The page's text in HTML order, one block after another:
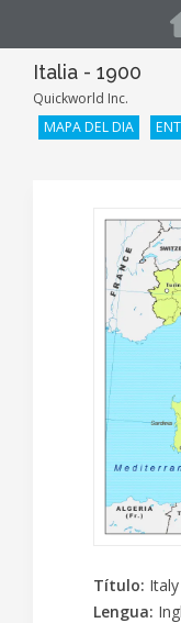
Italia - 1900
Quickworld Inc.
MAPA DEL DIA
Título:
Lengua: